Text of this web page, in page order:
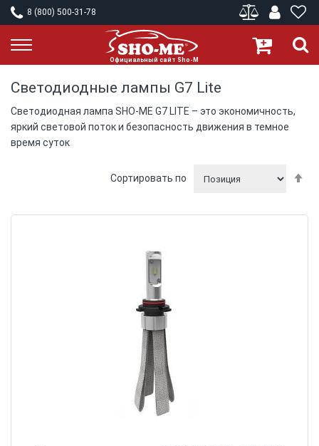
8 (800) 500-31-78
Светодиодные лампы G7 Lite
Светодиодная лампа SHO-ME G7 LITE – это экономичность,
яркий световой поток и безопасность движения в темное
время суток
Сортировать по